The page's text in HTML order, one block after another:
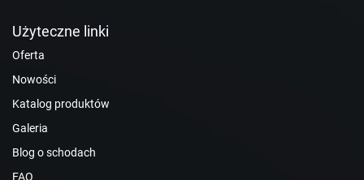
Użyteczne linki
Oferta
Nowości
Katalog produktów
Galeria
Blog o schodach
FAQ